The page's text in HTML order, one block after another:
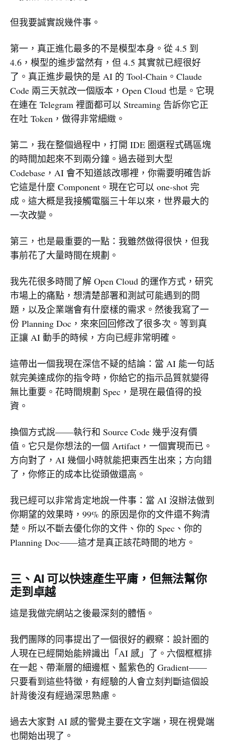
但我要誠實說幾件事。
第一，真正進化最多的不是模型本身。從 4.5 到
4.6，模型的進步當然有，但 4.5 其實就已經很好
了。真正進步最快的是 AI 的 Tool-Chain。Claude
Code 兩三天就改一個版本，Open Cloud 也是。它現
在連在 Telegram 裡面都可以 Streaming 告訴你它正
在吐 Token，做得非常細緻。
第二，我在整個過程中，打開 IDE 圈選程式碼區塊
的時間加起來不到兩分鐘。過去碰到大型
Codebase，AI 會不知道該改哪裡，你需要明確告訴
它這是什麼 Component。現在它可以 one-shot 完
成。這大概是我接觸電腦三十年以來，世界最大的
一次改變。
第三，也是最重要的一點：我雖然做得很快，但我
事前花了大量時間在規劃。
我先花很多時間了解 Open Cloud 的運作方式，研究
市場上的痛點，想清楚部署和測試可能遇到的問
題，以及企業端會有什麼樣的需求。然後我寫了一
份 Planning Doc，來來回回修改了很多次。等到真
正讓 AI 動手的時候，方向已經非常明確。
這帶出一個我現在深信不疑的結論：當 AI 能一句話
就完美達成你的指令時，你給它的指示品質就變得
無比重要。花時間規劃 Spec，是現在最值得的投
資。
換個方式說——執行和 Source Code 幾乎沒有價
值。它只是你想法的一個 Artifact，一個實現而已。
方向對了，AI 幾個小時就能把東西生出來；方向錯
了，你修正的成本比從頭做還高。
我已經可以非常肯定地說一件事：當 AI 沒辦法做到
你期望的效果時，99% 的原因是你的文件還不夠清
楚。所以不斷去優化你的文件、你的 Spec、你的
Planning Doc——這才是真正該花時間的地方。
三、AI 可以快速產生平庸，但無法幫你
走到卓越
這是我做完網站之後最深刻的體悟。
我們團隊的同事提出了一個很好的觀察：設計圈的
人現在已經開始能辨識出「AI 感」了。六個框框排
在一起、帶漸層的細邊框、藍紫色的 Gradient——
只要看到這些特徵，有經驗的人會立刻判斷這個設
計背後沒有經過深思熟慮。
過去大家對 AI 感的警覺主要在文字端，現在視覺端
也開始出現了。